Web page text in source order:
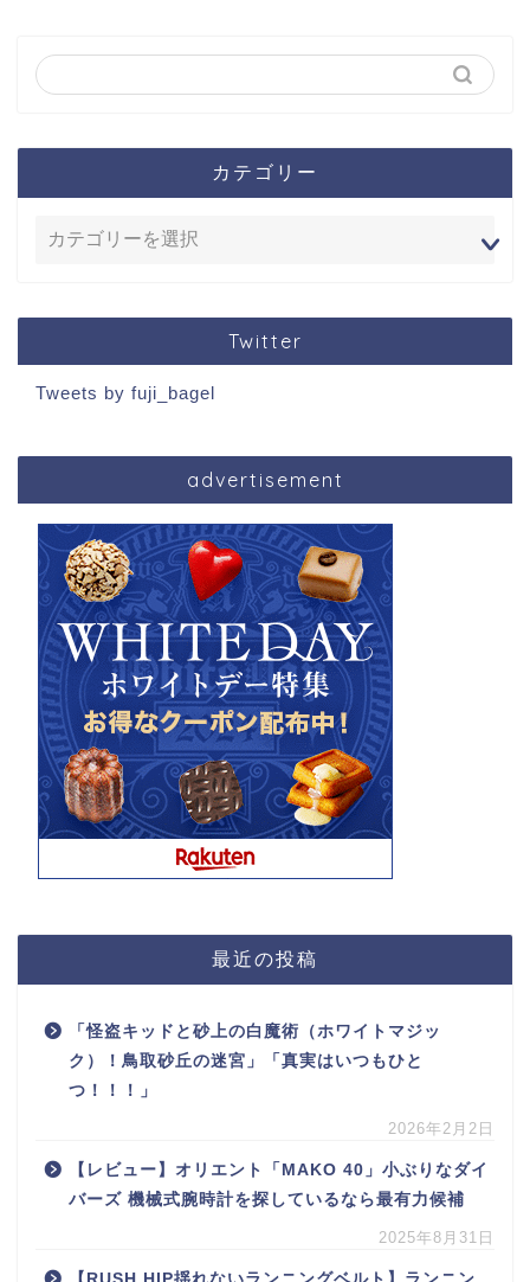
カテゴリー
Twitter
Tweets by fuji_bagel
advertisement
最近の投稿
「怪盗キッドと砂上の白魔術（ホワイトマジッ
ク）！鳥取砂丘の迷宮」「真実はいつもひと
つ！！！」
2026年2月2日
【レビュー】オリエント「MAKO 40」小ぶりなダイ
バーズ 機械式腕時計を探しているなら最有力候補
2025年8月31日